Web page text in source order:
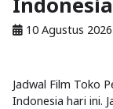
10 Agustus 2026
Jadwal Film Toko
Indonesia hari ini.